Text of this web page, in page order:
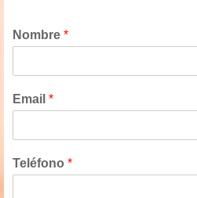
Nombre *
Email *
Teléfono *